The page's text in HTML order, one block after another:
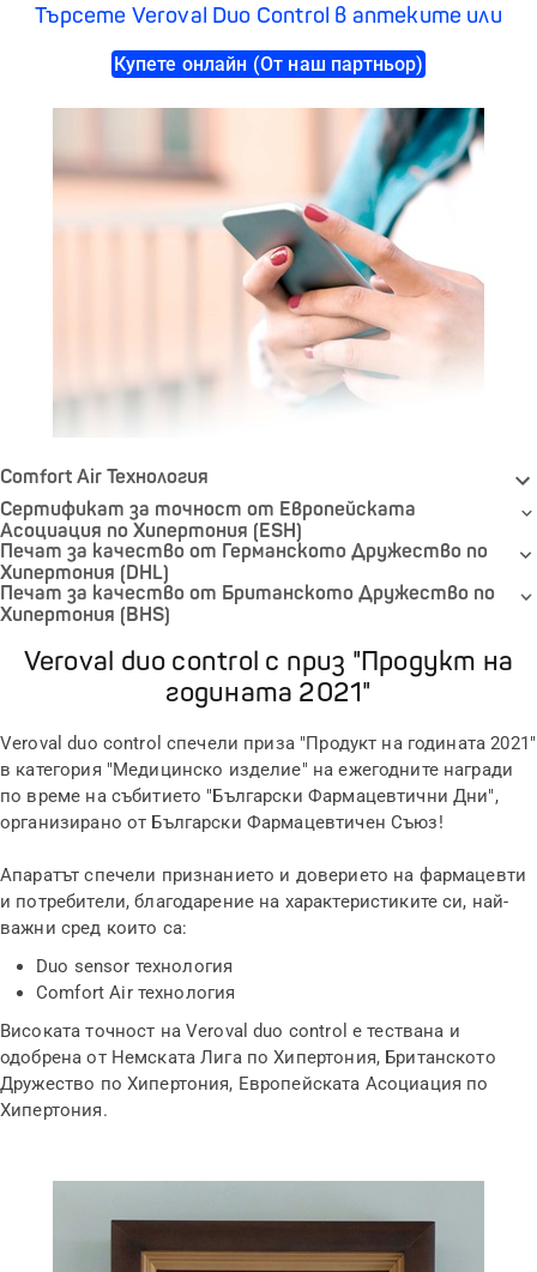
Търсете Veroval Duo Control в аптеките или
Купете онлайн (От наш партньор)
Comfort Air Технология
Сертификат за точност от Европейската
Асоциация по Хипертония (ESH)
Печат за качество от Германското Дружество по
Хипертония (DHL)
Печат за качество от Британското Дружество по
Хипертония (BHS)
Veroval duo control с приз "Продукт на
годината 2021"
Veroval duo control спечели приза "Продукт на годината 2021"
в категория "Медицинско изделие" на ежегодните награди
по време на събитието "Български Фармацевтични Дни",
организирано от Български Фармацевтичен Съюз!
Апаратът спечели признанието и доверието на фармацевти
и потребители, благодарение на характеристиките си, най-
важни сред които са:
Duo sensor технология
Comfort Air технология
Високата точност на Veroval duo control е тествана и
одобрена от Немската Лига по Хипертония, Британското
Дружество по Хипертония, Европейската Асоциация по
Хипертония.